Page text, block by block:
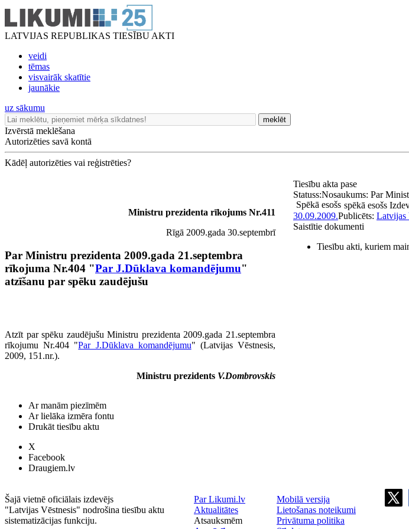
LATVIJAS REPUBLIKAS TIESĪBU AKTI
veidi
tēmas
visvairāk skatītie
jaunākie
uz sākumu
meklēt
Izvērstā meklēšana
Autorizēties savā kontā
Kādēļ autorizēties vai reģistrēties?
Ministru prezidenta rīkojums Nr.411
Rīgā 2009.gada 30.septembrī
Par Ministru prezidenta 2009.gada 21.septembra
rīkojuma Nr.404 "Par J.Dūklava komandējumu"
atzīšanu par spēku zaudējušu
Atzīt par spēku zaudējušu Ministru prezidenta 2009.gada 21.septembra
rīkojumu Nr.404 "Par J.Dūklava komandējumu" (Latvijas Vēstnesis,
2009, 151.nr.).
Ministru prezidents V.Dombrovskis
Tiesību akta pase
Nosaukums: Par
Statuss:
Spēkā esošs spēkā esošs
30.09.2009.Publicēts: Latvijas
Saistītie dokumenti
Tiesību akti, kuriem
Ar manām piezīmēm
Ar lielāka izmēra fontu
Drukāt tiesību aktu
X
Facebook
Draugiem.lv
Šajā vietnē oficiālais izdevējs
"Latvijas Vēstnesis" nodrošina tiesību aktu
sistematizācijas funkciju.
Par Likumi.lv
Aktualitātes
Atsauksmēm
Mobilā versija
Lietošanas noteikumi
Privātuma politika